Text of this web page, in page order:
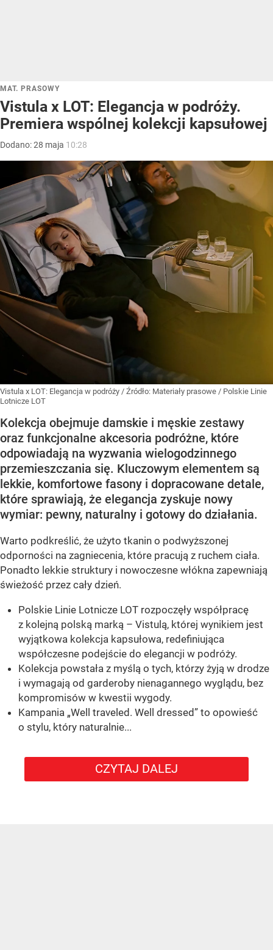
MAT. PRASOWY
Vistula x LOT: Elegancja w podróży.
Premiera wspólnej kolekcji kapsułowej
Dodano:28 maja 10:28
Vistula x LOT: Elegancja w podróży / Źródło: Materiały prasowe / Polskie Linie
Lotnicze LOT
Kolekcja obejmuje damskie i męskie zestawy
oraz funkcjonalne akcesoria podróżne, które
odpowiadają na wyzwania wielogodzinnego
przemieszczania się. Kluczowym elementem są
lekkie, komfortowe fasony i dopracowane detale,
które sprawiają, że elegancja zyskuje nowy
wymiar: pewny, naturalny i gotowy do działania.
Warto podkreślić, że użyto tkanin o podwyższonej
odporności na zagniecenia, które pracują z ruchem ciała.
Ponadto lekkie struktury i nowoczesne włókna zapewniają
świeżość przez cały dzień.
Polskie Linie Lotnicze LOT rozpoczęły współpracę
z kolejną polską marką – Vistulą, której wynikiem jest
wyjątkowa kolekcja kapsułowa, redefiniująca
współczesne podejście do elegancji w podróży.
Kolekcja powstała z myślą o tych, którzy żyją w drodze
i wymagają od garderoby nienagannego wyglądu, bez
kompromisów w kwestii wygody.
Kampania „Well traveled. Well dressed” to opowieść
o stylu, który naturalnie...
CZYTAJ DALEJ